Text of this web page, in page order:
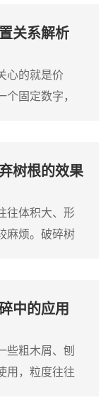
片区域。动刀和
撕裂，确保...
关系解析
心的就是价
固定数字，
因此，在询
种类、大致产
机、鼓式削片
树根的效果
往体积大、形
麻烦。破碎树
，可以将树
也能顺利吃
柴油机驱动。
中的应用
些粗木屑、刨
用，粒度往往